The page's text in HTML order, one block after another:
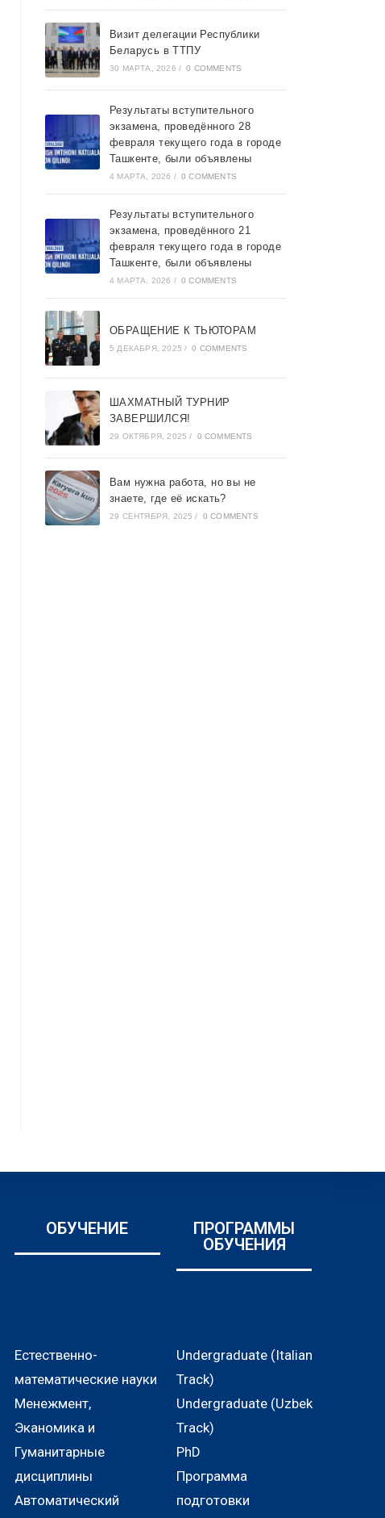
Визит делегации Республики
Беларусь в ТТПУ
30 МАРТА, 2026 / 0 COMMENTS
Результаты вступительного
экзамена, проведённого 28
февраля текущего года в городе
Ташкентe, были объявлены
4 МАРТА, 2026 / 0 COMMENTS
Результаты вступительного
экзамена, проведённого 21
февраля текущего года в городе
Ташкентe, были объявлены
4 МАРТА, 2026 / 0 COMMENTS
ОБРАЩЕНИЕ К ТЬЮТОРАМ
5 ДЕКАБРЯ, 2025 / 0 COMMENTS
ШАХМАТНЫЙ ТУРНИР
ЗАВЕРШИЛСЯ!
29 ОКТЯБРЯ, 2025 / 0 COMMENTS
Вам нужна работа, но вы не
знаете, где её искать?
29 СЕНТЯБРЯ, 2025 / 0 COMMENTS
ОБУЧЕНИЕ
ПРОГРАММЫ
ОБУЧЕНИЯ
Естественно-
математические науки
Менежмент,
Эканомика и
Гуманитарные
дисциплины
Автоматический
Undergraduate (Italian
Track)
Undergraduate (Uzbek
Track)
PhD
Программа
подготовки